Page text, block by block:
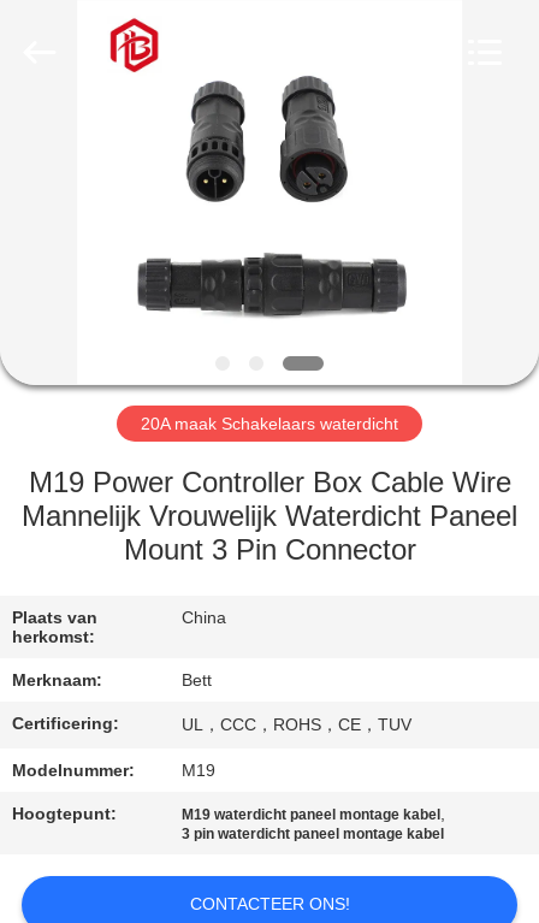
PRODUCTEN
ONGEVEER
FABRIEKSREIS
KWALITEITSCONTROLE
SITEMAP
PRIVACY
20A maak Schakelaars waterdicht
M19 Power Controller Box Cable Wire
Mannelijk Vrouwelijk Waterdicht Paneel
Mount 3 Pin Connector
Plaats van
herkomst:
China
Merknaam: Bett
Certificering: UL，CCC，ROHS，CE，TUV
Modelnummer: M19
Hoogtepunt: M19 waterdicht paneel montage kabel ,
3 pin waterdicht paneel montage kabel
CONTACTEER ONS!